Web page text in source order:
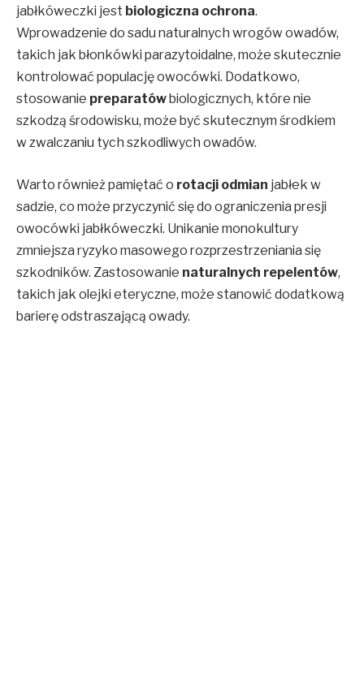
jabłkóweczki jest biologiczna ochrona.
Wprowadzenie do sadu naturalnych wrogów owadów,
takich jak błonkówki parazytoidalne, może skutecznie
kontrolować populację owocówki. Dodatkowo,
stosowanie preparatów biologicznych, które nie
szkodzą środowisku, może być skutecznym środkiem
w zwalczaniu tych szkodliwych owadów.
Warto również pamiętać o rotacji odmian jabłek w
sadzie, co może przyczynić się do ograniczenia presji
owocówki jabłkóweczki. Unikanie monokultury
zmniejsza ryzyko masowego rozprzestrzeniania się
szkodników. Zastosowanie naturalnych repelentów,
takich jak olejki eteryczne, może stanowić dodatkową
barierę odstraszającą owady.